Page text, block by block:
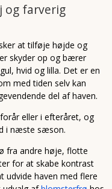
og farverig
at tilføje højde og
skyder op og bærer
hvid og lilla. Det er en
med tiden selv kan
del af haven.
eller i efteråret, og
i næste sæson.
fra andre høje, flotte
for at skabe kontrast
udvide haven med flere